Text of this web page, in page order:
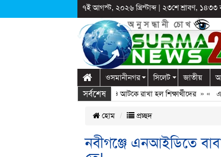
৭ই আগস্ট, ২০২৬ খ্রিস্টাব্দ| ২৩শে শ্রাবণ, ১৪৩৩
ওসমানীনগর সিলেট জাতীয়
সর্বশেষ
স্কুলে দুপ্রক’র অনুষ্ঠান: ছুটির পরও আটকে রাখা হল শিক্ষার্থীদের» « এক
হোম প্রচ্ছদ
নবীগঞ্জে এনআইডিতে